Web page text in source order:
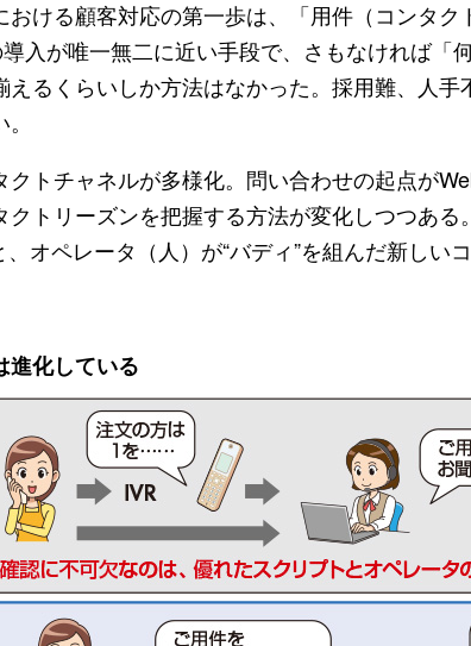
ける顧客対応の第一歩は、「用件（コンタク
入が唯一無二に近い手段で、さもなければ「
えるくらいしか方法はなかった。採用難、人
トチャネルが多様化。問い合わせの起点が
トリーズンを把握する方法が変化しつつある
オペレータ（人）が“バディ”を組んだ新しい
化している